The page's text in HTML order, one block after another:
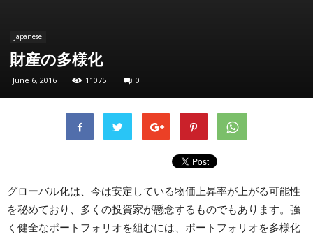
Japanese
財産の多様化
June 6, 2016 11075 0
グローバル化は、今は安定している物価上昇率が上がる可能性
を秘めており、多くの投資家が懸念するものでもあります。強
く健全なポートフォリオを組むには、ポートフォリオを多様化